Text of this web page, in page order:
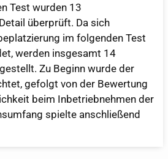
Test wurden 13
überprüft. Da sich
im folgenden Test
werden insgesamt 14
Zu Beginn wurde der
gefolgt von der Bewertung
beim Inbetriebnehmen der
spielte anschließend